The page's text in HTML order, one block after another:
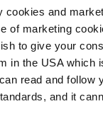
and
of marketing
to give your
in the USA
read and
and it